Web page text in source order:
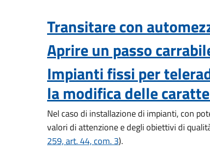
Transitare con
Aprire un passo
Impianti fissi per
la modifica delle
Nel caso di installazione di impianti, con
valori di attenzione e degli obiettivi di
259, art. 44, com. 3).